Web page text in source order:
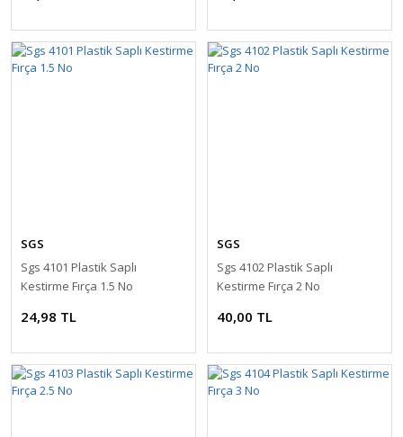
SGS
Sgs 4101 Plastik Saplı
Kestirme Fırça 1.5 No
24,98 TL
SGS
Sgs 4102 Plastik Saplı
Kestirme Fırça 2 No
40,00 TL